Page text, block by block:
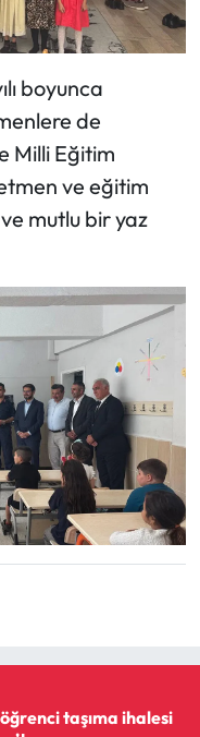
boyunca
de
Milli Eğitim
ve eğitim
ve mutlu bir yaz
öğrenci taşıma ihalesi